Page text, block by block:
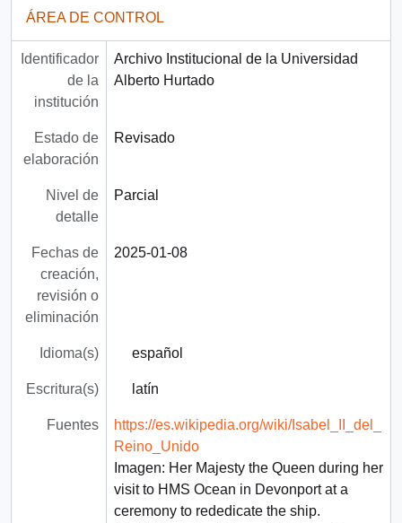
ÁREA DE CONTROL
Identificador
de la
institución
Archivo Institucional de la Universidad
Alberto Hurtado
Estado de
elaboración
Revisado
Nivel de
detalle
Parcial
Fechas de
creación,
revisión o
eliminación
2025-01-08
Idioma(s) español
Escritura(s) latín
Fuentes
https://es.wikipedia.org/wiki/Isabel_II_del_
Reino_Unido
Imagen: Her Majesty the Queen during her
visit to HMS Ocean in Devonport at a
ceremony to rededicate the ship.